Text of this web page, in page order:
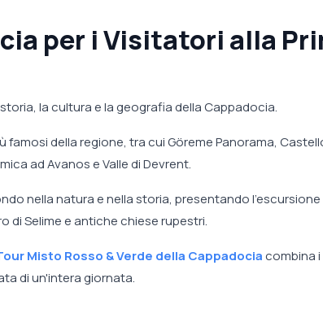
per i Visitatori alla
la cultura e la geografia della Cappadocia.
famosi della regione, tra cui Göreme Panorama,
ad Avanos e Valle di Devrent.
nella natura e nella storia, presentando l'escursione
di Selime e antiche chiese rupestri.
Misto Rosso & Verde della Cappadociacombina
di un'intera giornata.